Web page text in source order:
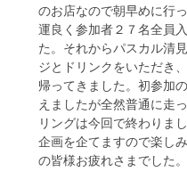
のお店なので朝早めに行
運良く参加者２７名全員
た。それからパスカル清
ジとドリンクをいただき
帰ってきました。初参加
えましたが全然普通に走
リングは今回で終わりま
企画を企てますので楽し
の皆様お疲れさまでした。